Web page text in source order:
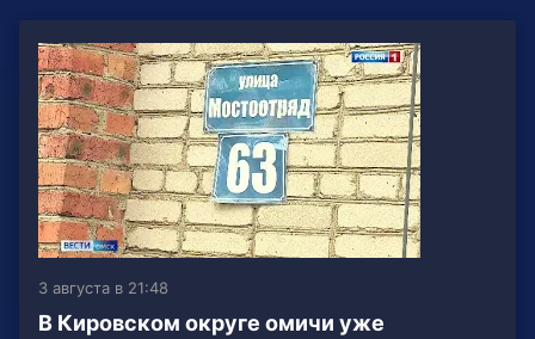
3 августа в 21:48
В Кировском округе омичи уже